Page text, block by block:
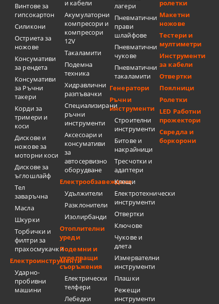
Винтове за
гипсокартон
Силикони
Остриета за
ножове
Консумативи
за рендета
Консумативи
за Ръчни
такери
Корди за
тримери и
коси
Дискове и
ножове за
моторни коси
Дискове за
ъглошлайф
Тел
заваръчна
Масла
Шкурки
Торбички и
филтри за
прахосмукачки
Електроинструменти
Ударно-
пробивни
машини
и кабели
Акумулаторни
компресори и
компресори
12V
Такаламити
Подемна
техника
Хидравлични
разпъвачки
Специализирани
ръчни
инструменти
Аксесоари и
консумативи
за
автосервизно
оборудване
Електрообзавеждане
Удължители
Разклонители
Изолирбанди
Отоплителни
уреди
Подемни и
укрепващи
съоръжения
Електрически
телфери
Лебедки
лагери
Пневматични
прави
шлайфове
Пневматични
чукове
Пневматични
такаламити
Генератори
Ръчни
инструменти
Строителни
инструменти
Битове и
накрайници
Тресчотки и
адаптери
Клещи
Електротехнически
инструменти
Отвертки
Ключове
Чукове и
длета
Измервателни
инструменти
Плашки
Режещи
инструменти
ролетки
Макетни
ножове
Тестери и
мултиметри
Инструменти
за кабели
Отвертки
Поялници
Ролетки
LED Работни
прожектори
Свредла и
боркорони